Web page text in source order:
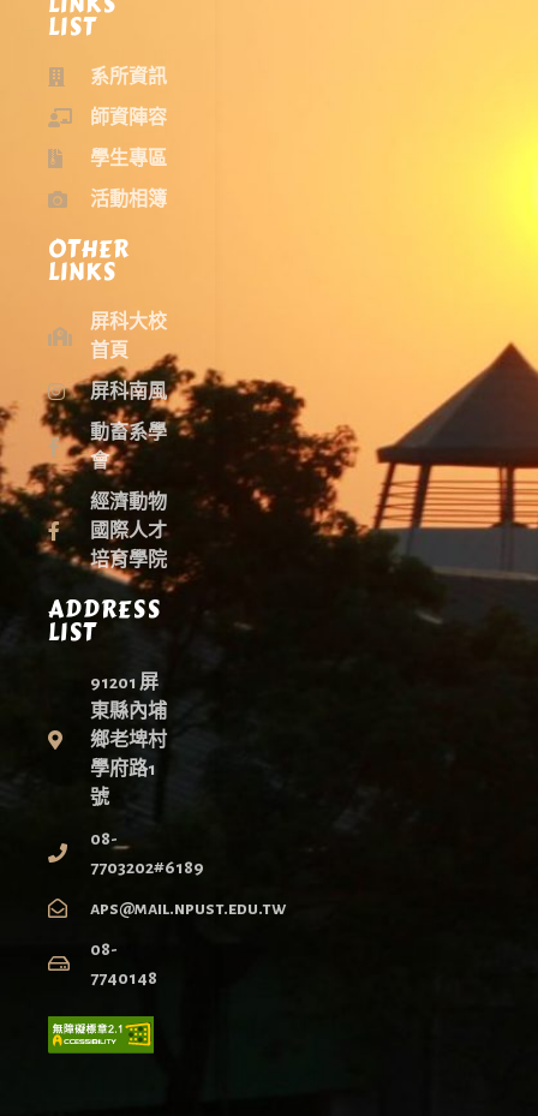
LIST
系所資訊
師資陣容
學生專區
活動相簿
OTHER
LINKS
屏科大校
首頁
屏科南風
動畜系學
會
經濟動物
國際人才
培育學院
ADDRESS
LIST
91201 屏
東縣內埔
鄉老埤村
學府路1
號
08-
7703202#6189
aps@mail.npust.edu.tw
08-
7740148